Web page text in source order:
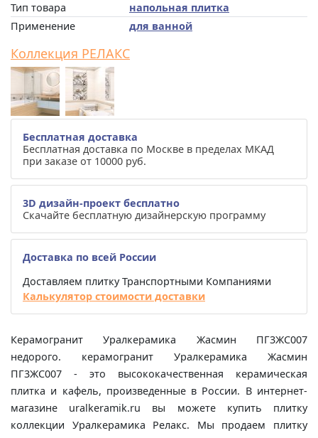
Тип товара
напольная плитка
Применение
для ванной
Коллекция РЕЛАКС
Бесплатная доставка
Бесплатная доставка по Москве в пределах МКАД
при заказе от 10000 руб.
3D дизайн-проект бесплатно
Скачайте бесплатную дизайнерскую программу
Доставка по всей России
Доставляем плитку Транспортными Компаниями
Калькулятор стоимости доставки
Керамогранит Уралкерамика Жасмин ПГ3ЖС007
недорого. керамогранит Уралкерамика Жасмин
ПГ3ЖС007 - это высококачественная керамическая
плитка и кафель, произведенные в России. В интернет-
магазине uralkeramik.ru вы можете купить плитку
коллекции Уралкерамика Релакс. Мы продаем плитку